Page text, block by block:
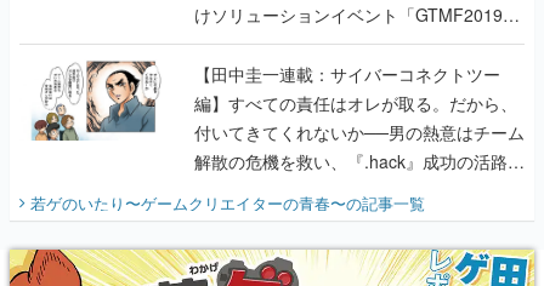
けソリューションイベント「GTMF2019」
に行って、より理解を深めよう【PR】
【田中圭一連載：サイバーコネクトツー
編】すべての責任はオレが取る。だから、
付いてきてくれないか──男の熱意はチーム
解散の危機を救い、『.hack』成功の活路を
開く。業界の快男児・松山 洋に流れる血は
『少年ジャンプ』色だった【若ゲのいた
り】
若ゲのいたり〜ゲームクリエイターの青春〜の記事一覧